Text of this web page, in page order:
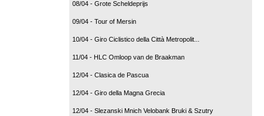
08/04 - Grote Scheldeprijs
09/04 - Tour of Mersin
10/04 - Giro Ciclistico della Città Metropolit...
11/04 - HLC Omloop van de Braakman
12/04 - Clasica de Pascua
12/04 - Giro della Magna Grecia
12/04 - Slezanski Mnich Velobank Bruki & Szutry